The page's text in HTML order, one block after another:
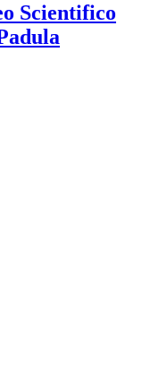
Scientifico